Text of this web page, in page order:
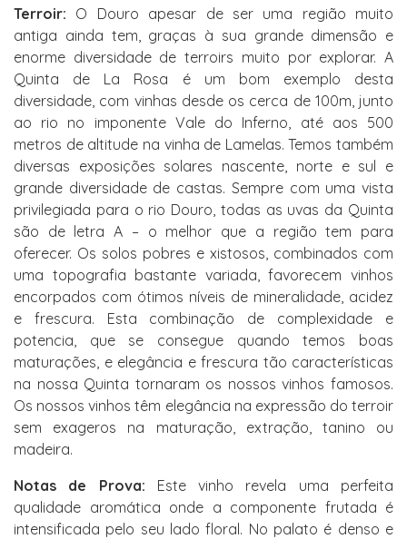
Terroir: O Douro apesar de ser uma região muito
antiga ainda tem, graças à sua grande dimensão e
enorme diversidade de terroirs muito por explorar. A
Quinta de La Rosa é um bom exemplo desta
diversidade, com vinhas desde os cerca de 100m, junto
ao rio no imponente Vale do Inferno, até aos 500
metros de altitude na vinha de Lamelas. Temos também
diversas exposições solares nascente, norte e sul e
grande diversidade de castas. Sempre com uma vista
privilegiada para o rio Douro, todas as uvas da Quinta
são de letra A – o melhor que a região tem para
oferecer. Os solos pobres e xistosos, combinados com
uma topografia bastante variada, favorecem vinhos
encorpados com ótimos níveis de mineralidade, acidez
e frescura. Esta combinação de complexidade e
potencia, que se consegue quando temos boas
maturações, e elegância e frescura tão características
na nossa Quinta tornaram os nossos vinhos famosos.
Os nossos vinhos têm elegância na expressão do terroir
sem exageros na maturação, extração, tanino ou
madeira.
Notas de Prova: Este vinho revela uma perfeita
qualidade aromática onde a componente frutada é
intensificada pelo seu lado floral. No palato é denso e